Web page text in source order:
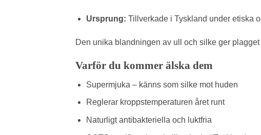
Ursprung: Tillverkade i Tyskland under etiska
Den unika blandningen av ull och silke ger
Varför du kommer älska dem
Supermjuka – känns som silke mot huden
Reglerar kroppstemperaturen året runt
Naturligt antibakteriella och luktfria